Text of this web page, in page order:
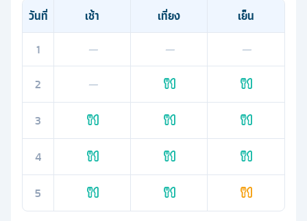
วันที่ เช้า เที่ยง
เย็น
1
— —
—
2
—
3
4
5